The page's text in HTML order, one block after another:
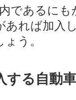
であるにも
あれば加入
う。
する自動